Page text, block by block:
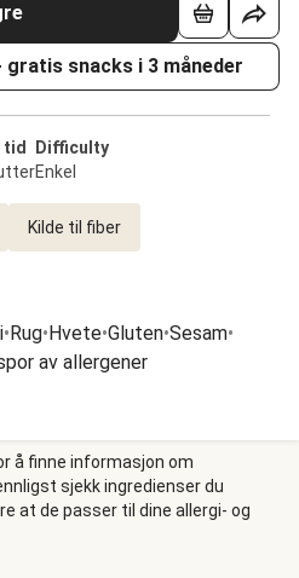
gratis snacks i 3 måneder
tid
Difficulty
Enkel
Kilde til fiber
•Rug•Hvete•Gluten•Sesam•
av allergener
å finne informasjon om
sjekk ingredienser du
at de passer til dine allergi- og